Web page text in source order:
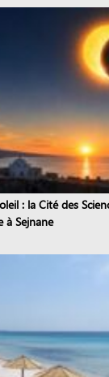
: la Cité des
à Sejnane